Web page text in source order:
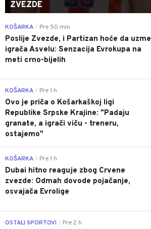
ZVEZDE
KOŠARKA Pre 50 min
Poslije Zvezde, i Partizan hoće da uzme
igrača Asvelu: Senzacija Evrokupa na
meti crno-bijelih
KOŠARKA Pre 1 h
Ovo je priča o Košarkaškoj ligi
Republike Srpske Krajine: "Padaju
granate, a igrači viču - treneru,
ostajemo"
KOŠARKA Pre 1 h
Dubai hitno reaguje zbog Crvene
zvezde: Odmah dovode pojačanje,
osvajača Evrolige
OSTALI SPORTOVI Pre 2 h